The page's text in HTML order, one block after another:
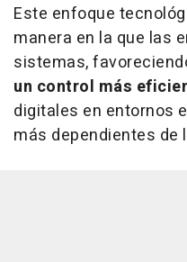
Este enfoque
manera en la que las
sistemas,
un control más
digitales en entornos
más dependientes de